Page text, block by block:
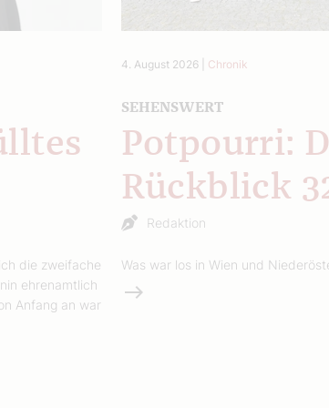
die zweifache
ehrenamtlich
Anfang an war
4. August 2026 Chronik
SEHENSWERT
Potpourri:
Rückblick
Redaktion
Was war los in Wien und
Weiterlesen